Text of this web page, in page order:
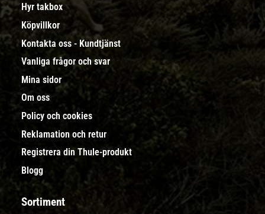
Hyr takbox
Köpvillkor
Kontakta oss - Kundtjänst
Vanliga frågor och svar
Mina sidor
Om oss
Policy och cookies
Reklamation och retur
Registrera din Thule-produkt
Blogg
Sortiment